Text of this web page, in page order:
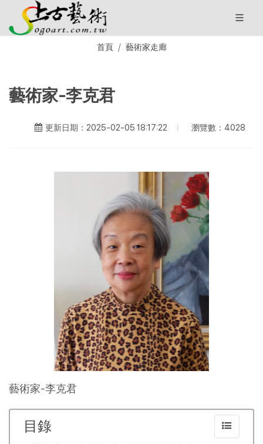
首頁 藝術家走廊
藝術家-李克君
更新日期：2025-02-05 18:17:22 瀏覽數：4028
藝術家-李克君
目錄